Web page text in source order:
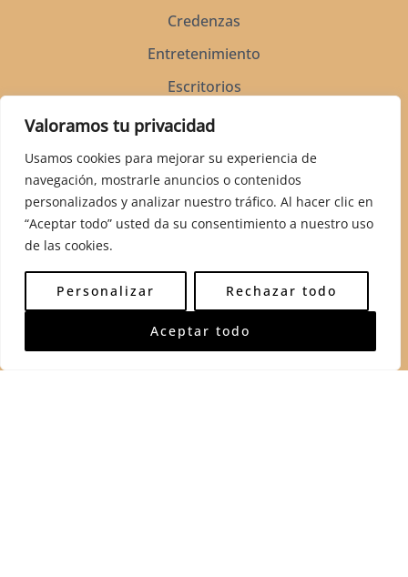
Valoramos tu privacidad
Usamos cookies para mejorar su experiencia de
navegación, mostrarle anuncios o contenidos
personalizados y analizar nuestro tráfico. Al hacer clic en
“Aceptar todo” usted da su consentimiento a nuestro uso
de las cookies.
Personalizar Rechazar todo
Aceptar todo
Credenzas
Entretenimiento
Escritorios
Espejos
Mecedoras
Mesas
Mesas de centro
Sofás
Soportes para silla de montar